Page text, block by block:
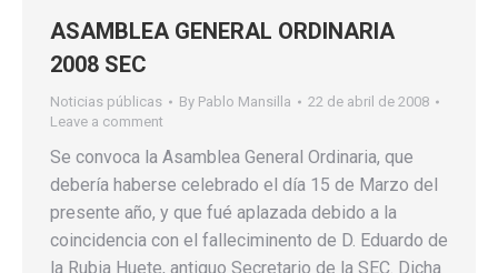
ASAMBLEA GENERAL ORDINARIA
2008 SEC
Noticias públicas By Pablo Mansilla
22 de abril de 2008
Leave a comment
Se convoca la Asamblea General Ordinaria, que
debería haberse celebrado el día 15 de Marzo del
presente año, y que fué aplazada debido a la
coincidencia con el falleciminento de D. Eduardo de
la Rubia Huete, antiguo Secretario de la SEC. Dicha